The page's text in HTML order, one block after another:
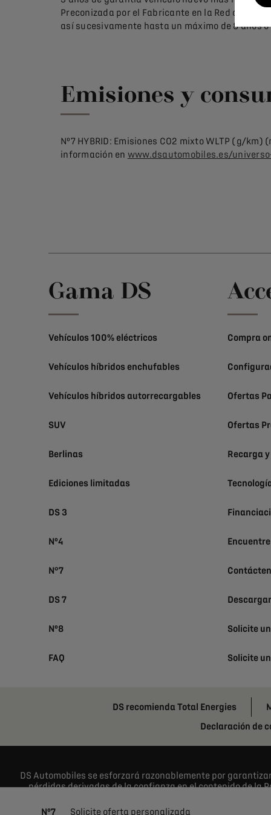
Nº7 Solicite oferta personalizada
Preconizada por el Fabricante en la Red oficial
así sucesivamente hasta un máximo de 8 años
Emisiones y
Nº7 HYBRID: Emisiones CO2 mixto WLTP (g/
información en www.dsautomobiles.es/
Gama DS
Vehículos 100% eléctricos
Vehículos híbridos enchufables
Vehículos híbridos autorrecargables
SUV
Berlinas
Ediciones limitadas
DS 3
Nº4
N°7
DS 7
Nº8
FAQ
Compra
Ofertas
Ofertas
Recarga
Solicite
Solicite
DS recomienda Total Energies
Declaración de
DS Automobiles se esforzará razonablemente por
pérdidas derivadas de la confianza en el contenido de la
haber ocurrido desde su lanzamiento. Algunos de los
adicional. DS Automobiles se reserva el derecho de